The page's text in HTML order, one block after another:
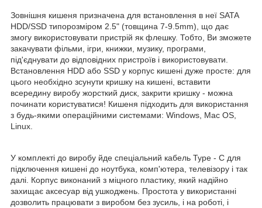
Зовнішня кишеня призначена для встановлення в неї SATA
HDD/SSD типорозміром 2.5" (товщина 7-9.5mm), що дає
змогу використовувати пристрій як флешку. Тобто, Ви зможете
закачувати фільми, ігри, книжки, музику, програми,
під'єднувати до відповідних пристроїв і використовувати.
Встановлення HDD або SSD у корпус кишені дуже просте: для
цього необхідно зсунути кришку на кишені, вставити
всередину виробу жорсткий диск, закрити кришку - можна
починати користуватися! Кишеня підходить для використання
з будь-якими операційними системами: Windows, Mac OS,
Linux.
У комплекті до виробу йде спеціальний кабель Type - C для
підключення кишені до ноутбука, комп'ютера, телевізору і так
далі. Корпус виконаний з міцного пластику, який надійно
захищає аксесуар від ушкоджень. Простота у використанні
дозволить працювати з виробом без зусиль, і на роботі, і